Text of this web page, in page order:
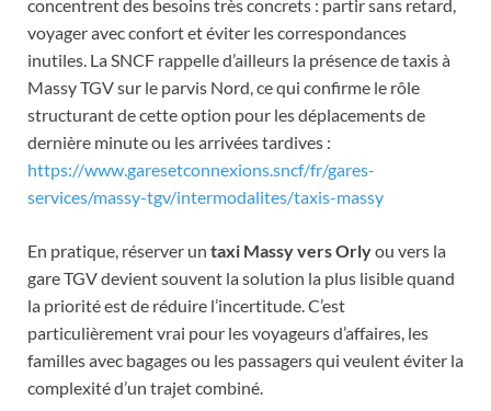
concentrent des besoins très concrets : partir sans retard,
voyager avec confort et éviter les correspondances
inutiles. La SNCF rappelle d’ailleurs la présence de taxis à
Massy TGV sur le parvis Nord, ce qui confirme le rôle
structurant de cette option pour les déplacements de
dernière minute ou les arrivées tardives :
https://www.garesetconnexions.sncf/fr/gares-
services/massy-tgv/intermodalites/taxis-massy
En pratique, réserver un taxi Massy vers Orlyou vers la
gare TGV devient souvent la solution la plus lisible quand
la priorité est de réduire l’incertitude. C’est
particulièrement vrai pour les voyageurs d’affaires, les
familles avec bagages ou les passagers qui veulent éviter la
complexité d’un trajet combiné.